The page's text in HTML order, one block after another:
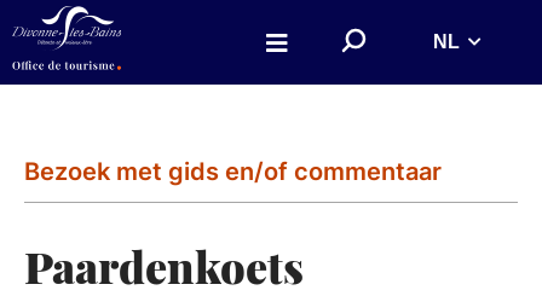
Aller à la recherche
!
!
e
a
b
e
NL
Bezoek met gids en/of commentaar
Paardenkoets